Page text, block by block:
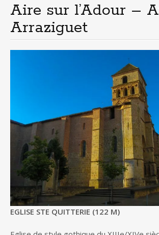
Aire sur l’Adour –
Arraziguet
EGLISE STE QUITTERIE (122 M)